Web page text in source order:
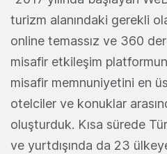
turizm alanındaki gerekli
online temassız ve 360
misafir etkileşim
misafir memnuniyetini en
otelciler ve konuklar
oluşturduk. Kısa sürede
ve yurtdışında da 23